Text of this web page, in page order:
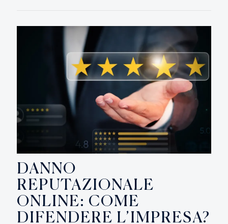
DANNO
REPUTAZIONALE
ONLINE: COME
DIFENDERE L’IMPRESA?